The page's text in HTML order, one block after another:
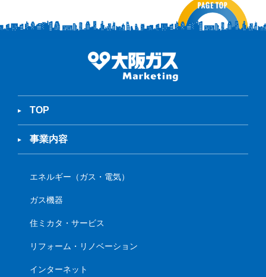
TOP
事業内容
エネルギー（ガス・電気）
ガス機器
住ミカタ・サービス
リフォーム・リノベーション
インターネット